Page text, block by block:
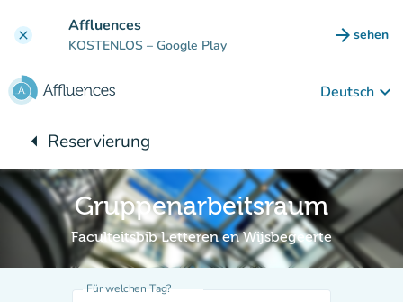
clear Affluences
KOSTENLOS – Google Play arrow_forward sehen
(new
Deutsch keyboard_arrow_down
arrow_leftZurück zu:
Reservierung
Gruppenarbeitsraum
Faculteitsbib Letteren en Wijsbegeerte
Für welchen Tag?